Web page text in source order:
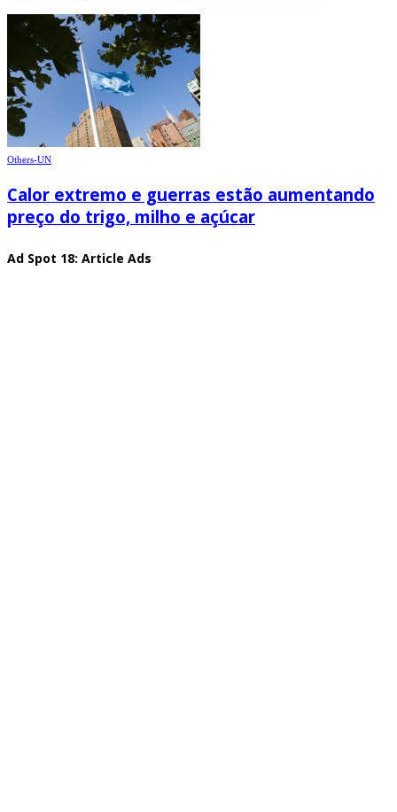
Others-UN
Calor extremo e guerras estão aumentando
preço do trigo, milho e açúcar
Ad Spot 18: Article Ads